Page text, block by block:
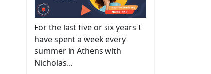
For the last five or six years I
have spent a week every
summer in Athens with
Nicholas...